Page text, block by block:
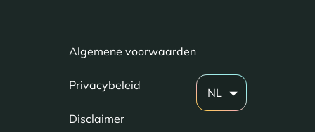
Algemene voorwaarden
Privacybeleid
Disclaimer
NL